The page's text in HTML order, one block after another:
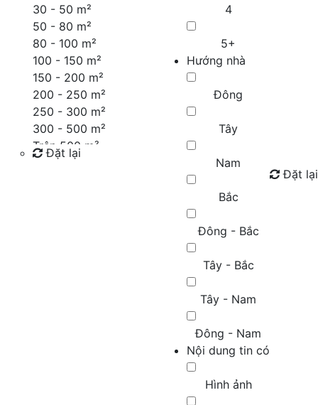
30 - 50 m²
50 - 80 m²
80 - 100 m²
100 - 150 m²
150 - 200 m²
200 - 250 m²
250 - 300 m²
300 - 500 m²
Trên 500 m²
Đặt lại
4
5+
Hướng nhà
Đông
Tây
Nam
Bắc
Đông - Bắc
Tây - Bắc
Tây - Nam
Đông - Nam
Nội dung tin có
Hình ảnh
Đặt lại